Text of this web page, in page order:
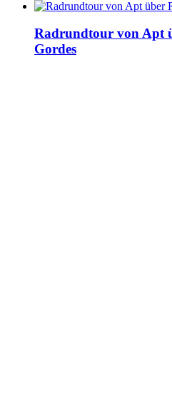
Radrundtour von Apt
Gordes